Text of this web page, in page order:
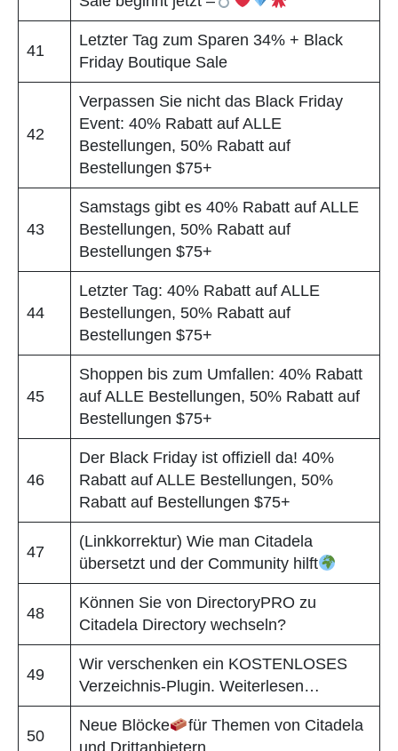
41
Letzter Tag zum Sparen 34% + Black
Friday Boutique Sale
42
Verpassen Sie nicht das Black Friday
Event: 40% Rabatt auf ALLE
Bestellungen, 50% Rabatt auf
Bestellungen $75+
43
Samstags gibt es 40% Rabatt auf ALLE
Bestellungen, 50% Rabatt auf
Bestellungen $75+
44
Letzter Tag: 40% Rabatt auf ALLE
Bestellungen, 50% Rabatt auf
Bestellungen $75+
45
Shoppen bis zum Umfallen: 40% Rabatt
auf ALLE Bestellungen, 50% Rabatt auf
Bestellungen $75+
46
Der Black Friday ist offiziell da! 40%
Rabatt auf ALLE Bestellungen, 50%
Rabatt auf Bestellungen $75+
47
(Linkkorrektur) Wie man Citadela
übersetzt und der Community hilft
48
Können Sie von DirectoryPRO zu
Citadela Directory wechseln?
49
Wir verschenken ein KOSTENLOSES
Verzeichnis-Plugin. Weiterlesen…
50
Neue Blöcke
für Themen von Citadela
und Drittanbietern